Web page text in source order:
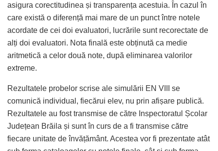
asigura corectitudinea și transparența acestuia. În cazul în
care există o diferență mai mare de un punct între notele
acordate de cei doi evaluatori, lucrările sunt recorectate de
alți doi evaluatori. Nota finală este obținută ca medie
aritmetică a celor două note, după eliminarea valorilor
extreme.
Rezultatele probelor scrise ale simulării EN VIII se
comunică individual, fiecărui elev, nu prin afișare publică.
Rezultatele au fost transmise de către Inspectoratul Școlar
Județean Brăila și sunt în curs de a fi transmise către
fiecare unitate de învățământ. Acestea vor fi prezentate atât